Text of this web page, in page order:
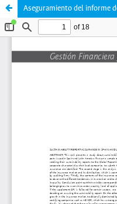
Aseguramiento del informe